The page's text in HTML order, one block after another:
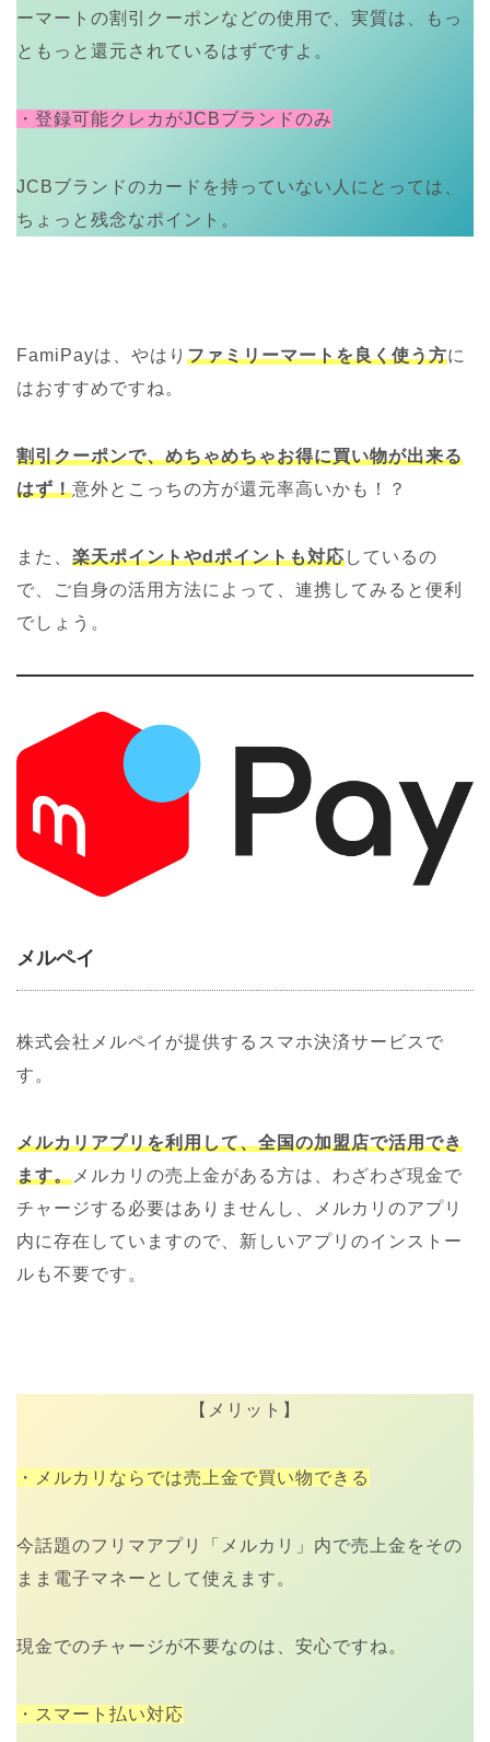
ーマートの割引クーポンなどの使用で、実質は、もっ
ともっと還元されているはずですよ。
・登録可能クレカがJCBブランドのみ
JCBブランドのカードを持っていない人にとっては、
ちょっと残念なポイント。
FamiPayは、やはり ファミリーマートを良く使う方に
はおすすめですね。
割引クーポンで、めちゃめちゃお得に買い物が出来る
はず！意外とこっちの方が還元率高いかも！？
また、 楽天ポイントやdポイントも対応しているの
で、ご自身の活用方法によって、連携してみると便利
でしょう。
メルペイ
株式会社メルペイが提供するスマホ決済サービスで
す。
メルカリアプリを利用して、全国の加盟店で活用でき
ます。 メルカリの売上金がある方は、わざわざ現金で
チャージする必要はありませんし、メルカリのアプリ
内に存在していますので、新しいアプリのインストー
ルも不要です。
【メリット】
・メルカリならでは売上金で買い物できる
今話題のフリマアプリ「メルカリ」内で売上金をその
まま電子マネーとして使えます。
現金でのチャージが不要なのは、安心ですね。
・スマート払い対応